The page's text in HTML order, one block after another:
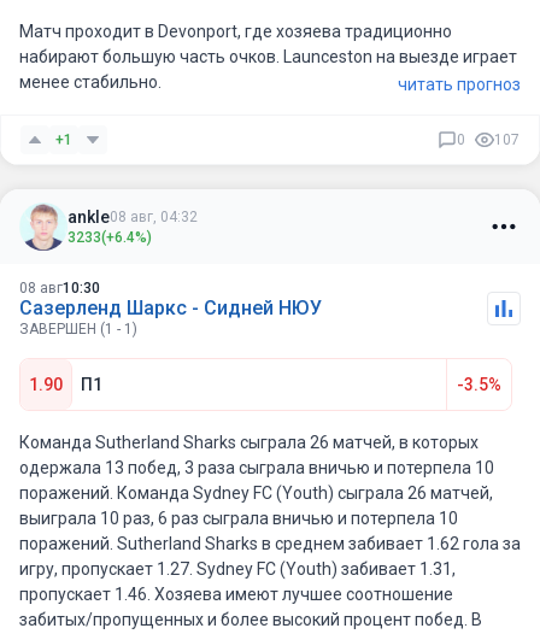
Матч проходит в Devonport, где хозяева традиционно
набирают большую часть очков. Launceston на выезде играет
менее стабильно.
более качественная атака, более надёжная оборона и
читать прогноз
+1 0 107
ankle08 авг, 04:32
3233(+6.4%)
08 авг10:30
Сазерленд Шаркс - Сидней НЮУ
ЗАВЕРШЕН (1 - 1)
1.90 П1 -3.5%
Команда Sutherland Sharks сыграла 26 матчей, в которых
одержала 13 побед, 3 раза сыграла вничью и потерпела 10
поражений. Команда Sydney FC (Youth) сыграла 26 матчей,
выиграла 10 раз, 6 раз сыграла вничью и потерпела 10
поражений. Sutherland Sharks в среднем забивает 1.62 гола за
игру, пропускает 1.27. Sydney FC (Youth) забивает 1.31,
пропускает 1.46. Хозяева имеют лучшее соотношение
забитых/пропущенных и более высокий процент побед. В